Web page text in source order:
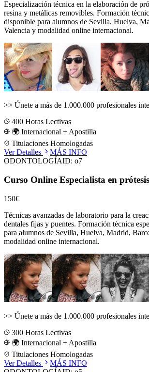
Especialización técnica en la elaboración de
resina y metálicas removibles. Formación
disponible para alumnos de Sevilla, Huelva,
Valencia y modalidad online internacional.
>> Únete a más de 1.000.000 profesionales
400 Horas Lectivas
🌍 Internacional + Apostilla
Titulaciones Homologadas
Ver Detalles
MÁS INFO
ODONTOLOGÍAID: o7
Curso Online Especialista en
150€
Técnicas avanzadas de laboratorio para la
dentales fijas y puentes. Formación técnica
para alumnos de Sevilla, Huelva, Madrid,
modalidad online internacional.
>> Únete a más de 1.000.000 profesionales
300 Horas Lectivas
🌍 Internacional + Apostilla
Titulaciones Homologadas
Ver Detalles
MÁS INFO